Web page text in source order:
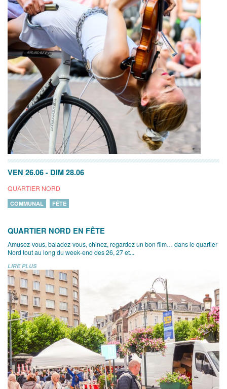
VEN 26.06 - DIM 28.06
QUARTIER NORD
COMMUNAL FÊTE
QUARTIER NORD EN FÊTE
Amusez-vous, baladez-vous, chinez, regardez un bon film… dans le quartier
Nord tout au long du week-end des 26, 27 et...
LIRE PLUS